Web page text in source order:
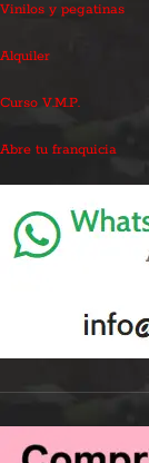
Vinilos y pegatinas
Alquiler
Curso V.M.P.
Abre tu franquicia